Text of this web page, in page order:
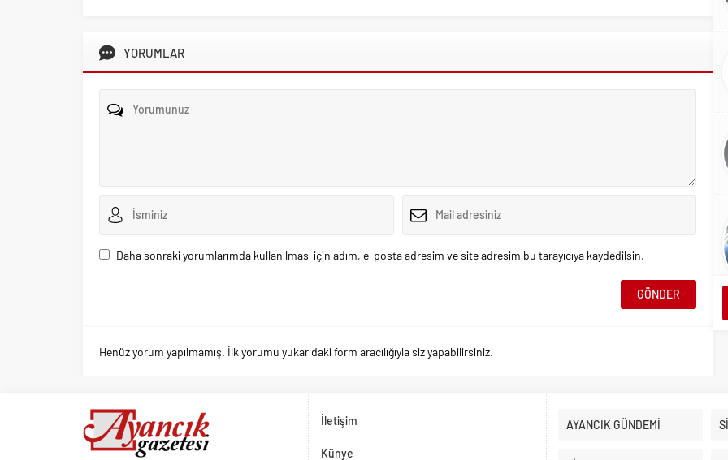
YORUMLAR
Daha sonraki yorumlarımda kullanılması için adım, e-posta adresim ve site adresim bu tarayıcıya kaydedilsin.
Henüz yorum yapılmamış. İlk yorumu yukarıdaki form aracılığıyla siz yapabilirsiniz.
İletişim
Künye
AYANCIK GÜNDEMİ